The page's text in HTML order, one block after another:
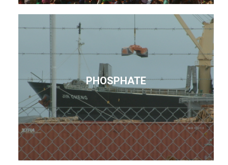
PHOSPHATE